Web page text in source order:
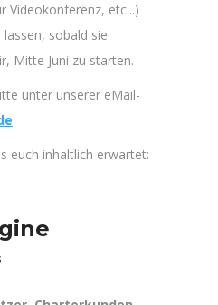
Videokonferenz, etc...)
sobald sie
Mitte Juni zu starten.
unter unserer eMail-
.
euch inhaltlich erwartet: